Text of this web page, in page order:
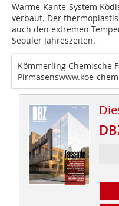
Warme-Kante-System
verbaut. Der
auch den extremen
Seouler Jahreszeiten.
Kömmerling Chemische
Pirmasenswww.koe-